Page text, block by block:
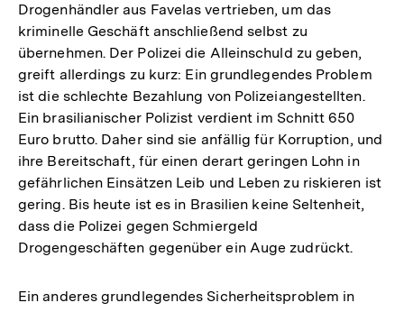
Drogenhändler aus Favelas vertrieben, um das
kriminelle Geschäft anschließend selbst zu
übernehmen. Der Polizei die Alleinschuld zu geben,
greift allerdings zu kurz: Ein grundlegendes Problem
ist die schlechte Bezahlung von Polizeiangestellten.
Ein brasilianischer Polizist verdient im Schnitt 650
Euro brutto. Daher sind sie anfällig für Korruption, und
ihre Bereitschaft, für einen derart geringen Lohn in
gefährlichen Einsätzen Leib und Leben zu riskieren ist
gering. Bis heute ist es in Brasilien keine Seltenheit,
dass die Polizei gegen Schmiergeld
Drogengeschäften gegenüber ein Auge zudrückt.
Ein anderes grundlegendes Sicherheitsproblem in